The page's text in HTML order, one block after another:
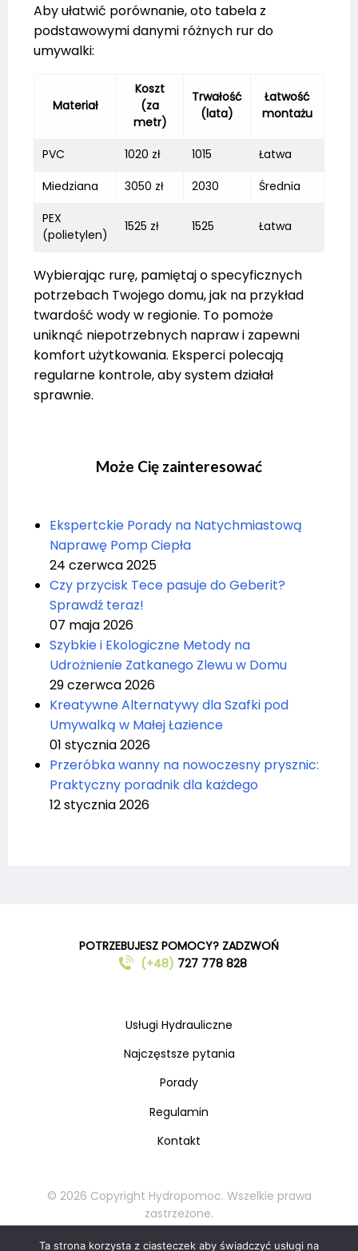
Aby ułatwić porównanie, oto tabela z
podstawowymi danymi różnych rur do
umywalki:
Materiał
Koszt
(za
metr)
Trwałość
(lata)
Łatwość
montażu
PVC 1020 zł 1015
Łatwa
Miedziana
3050 zł 2030
Średnia
PEX
(polietylen)
1525 zł 1525 Łatwa
Wybierając rurę, pamiętaj o specyficznych
potrzebach Twojego domu, jak na przykład
twardość wody w regionie. To pomoże
uniknąć niepotrzebnych napraw i zapewni
komfort użytkowania. Eksperci polecają
regularne kontrole, aby system działał
sprawnie.
Może Cię zainteresować
Ekspertckie Porady na Natychmiastową
Naprawę Pomp Ciepła
24 czerwca 2025
Czy przycisk Tece pasuje do Geberit?
Sprawdź teraz!
07 maja 2026
Szybkie i Ekologiczne Metody na
Udrożnienie Zatkanego Zlewu w Domu
29 czerwca 2026
Kreatywne Alternatywy dla Szafki pod
Umywalką w Małej Łazience
01 stycznia 2026
Przeróbka wanny na nowoczesny prysznic:
Praktyczny poradnik dla każdego
12 stycznia 2026
POTRZEBUJESZ POMOCY? ZADZWOŃ
(+48) 727 778 828
Usługi Hydrauliczne
Najczęstsze pytania
Porady
Regulamin
Kontakt
© 2026 Copyright Hydropomoc. Wszelkie prawa
zastrzeżone.
Ta strona korzysta z ciasteczek aby świadczyć usługi na